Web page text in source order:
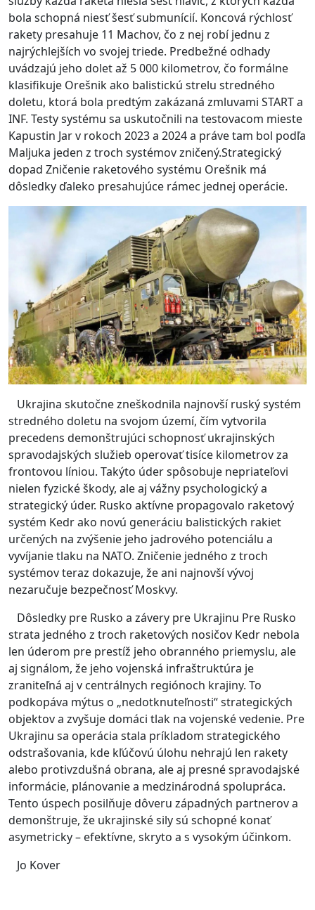
bola schopná niesť šesť submunícií. Koncová rýchlosť
rakety presahuje 11 Machov, čo z nej robí jednu z
najrýchlejších vo svojej triede. Predbežné odhady
uvádzajú jeho dolet až 5 000 kilometrov, čo formálne
klasifikuje Orešnik ako balistickú strelu stredného
doletu, ktorá bola predtým zakázaná zmluvami START a
INF. Testy systému sa uskutočnili na testovacom mieste
Kapustin Jar v rokoch 2023 a 2024 a práve tam bol podľa
Maljuka jeden z troch systémov zničený.Strategický
dopad Zničenie raketového systému Orešnik má
dôsledky ďaleko presahujúce rámec jednej operácie.
Ukrajina skutočne zneškodnila najnovší ruský systém
stredného doletu na svojom území, čím vytvorila
precedens demonštrujúci schopnosť ukrajinských
spravodajských služieb operovať tisíce kilometrov za
frontovou líniou. Takýto úder spôsobuje nepriateľovi
nielen fyzické škody, ale aj vážny psychologický a
strategický úder. Rusko aktívne propagovalo raketový
systém Kedr ako novú generáciu balistických rakiet
určených na zvýšenie jeho jadrového potenciálu a
vyvíjanie tlaku na NATO. Zničenie jedného z troch
systémov teraz dokazuje, že ani najnovší vývoj
nezaručuje bezpečnosť Moskvy.
Dôsledky pre Rusko a závery pre Ukrajinu Pre Rusko
strata jedného z troch raketových nosičov Kedr nebola
len úderom pre prestíž jeho obranného priemyslu, ale
aj signálom, že jeho vojenská infraštruktúra je
zraniteľná aj v centrálnych regiónoch krajiny. To
podkopáva mýtus o „nedotknuteľnosti“ strategických
objektov a zvyšuje domáci tlak na vojenské vedenie. Pre
Ukrajinu sa operácia stala príkladom strategického
odstrašovania, kde kľúčovú úlohu nehrajú len rakety
alebo protivzdušná obrana, ale aj presné spravodajské
informácie, plánovanie a medzinárodná spolupráca.
Tento úspech posilňuje dôveru západných partnerov a
demonštruje, že ukrajinské sily sú schopné konať
asymetricky – efektívne, skryto a s vysokým účinkom.
Jo Kover